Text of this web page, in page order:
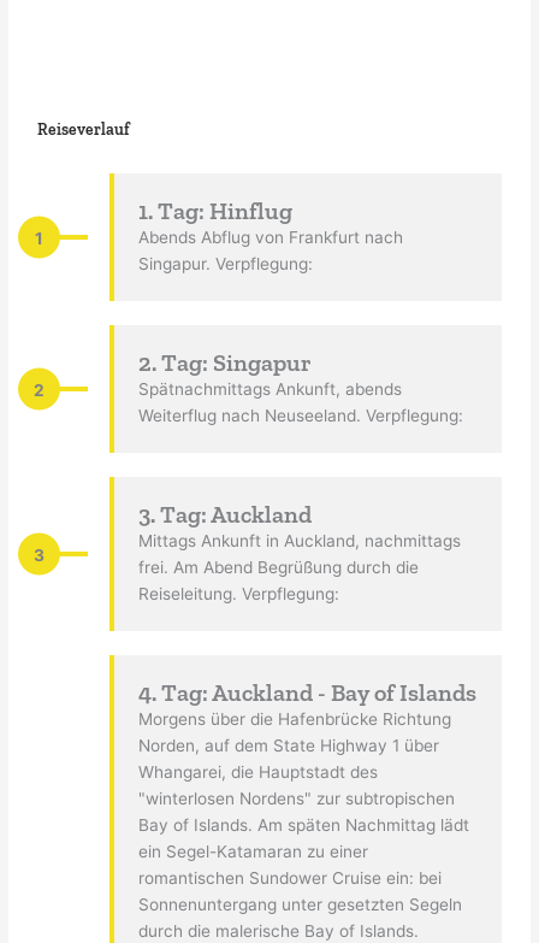
Reiseverlauf
1
1. Tag: Hinflug
Abends Abflug von Frankfurt nach
Singapur. Verpflegung:
2
2. Tag: Singapur
Spätnachmittags Ankunft, abends
Weiterflug nach Neuseeland. Verpflegung:
3
3. Tag: Auckland
Mittags Ankunft in Auckland, nachmittags
frei. Am Abend Begrüßung durch die
Reiseleitung. Verpflegung:
4. Tag: Auckland - Bay of Islands
Morgens über die Hafenbrücke Richtung
Norden, auf dem State Highway 1 über
Whangarei, die Hauptstadt des
"winterlosen Nordens" zur subtropischen
Bay of Islands. Am späten Nachmittag lädt
ein Segel-Katamaran zu einer
romantischen Sundower Cruise ein: bei
Sonnenuntergang unter gesetzten Segeln
durch die malerische Bay of Islands.